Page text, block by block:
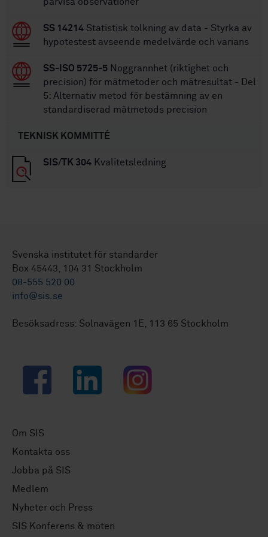
SS 14214 Statistisk tolkning av data - Styrka av
hypotestest avseende medelvärde och varians
SS-ISO 5725-5 Noggrannhet (riktighet och
precision) för mätmetoder och mätresultat - Del
5: Alternativ metod för bestämning av en
standardiserad mätmetods precision
TEKNISK KOMMITTÉ
SIS/TK 304 Kvalitetsledning
Svenska institutet för standarder
Box 45443, 104 31 Stockholm
08-555 520 00
info@sis.se
Besöksadress: Solnavägen 1E, 113 65 Stockholm
Facebook LinkedIn Instagram
Om SIS
Kontakta oss
Jobba på SIS
Medlem
Nyheter och Press
SIS Konferens & möten